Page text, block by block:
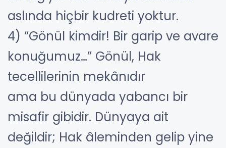
aslında hiçbir kudreti yoktur.
4) “Gönül kimdir! Bir garip ve avare
konuğumuz…” Gönül, Hak
tecellilerinin mekânıdır
ama bu dünyada yabancı bir
misafir gibidir. Dünyaya ait
değildir; Hak âleminden gelip yine